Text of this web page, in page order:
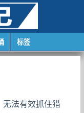
标签
无法有效抓住猎